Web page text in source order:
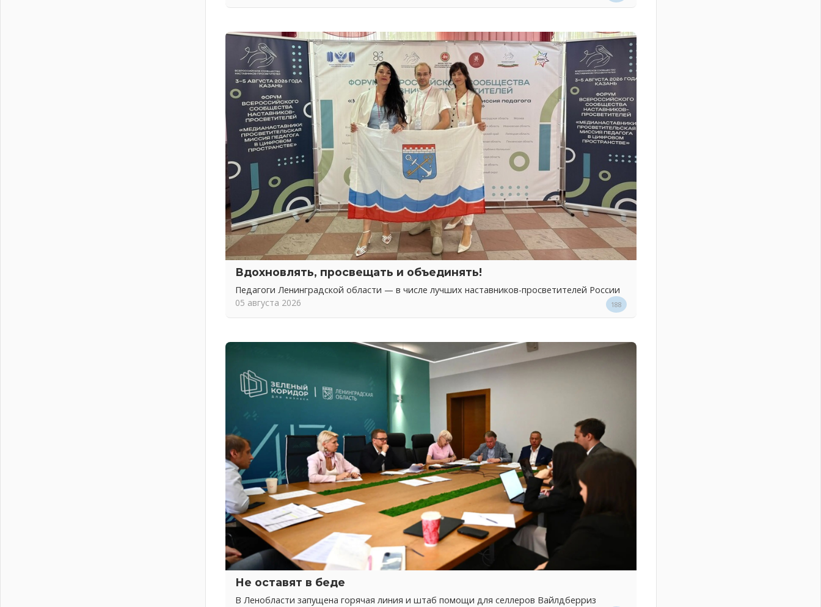
Вдохновлять, просвещать и объединять!
Педагоги Ленинградской области — в числе лучших наставников-просветителей России
05 августа 2026
188
Не оставят в беде
В Ленобласти запущена горячая линия и штаб помощи для селлеров Вайлдберриз